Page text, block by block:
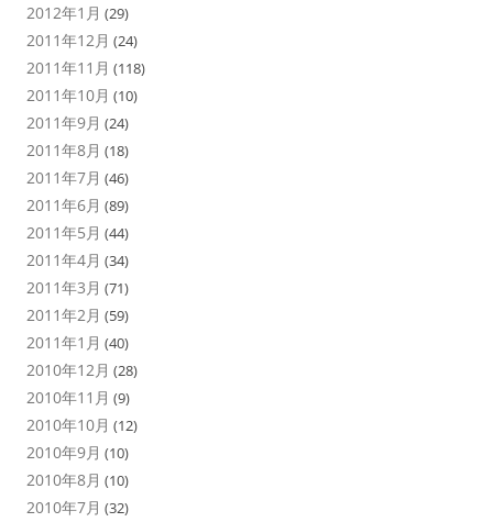
2012年1月 (29)
2011年12月 (24)
2011年11月 (118)
2011年10月 (10)
2011年9月 (24)
2011年8月 (18)
2011年7月 (46)
2011年6月 (89)
2011年5月 (44)
2011年4月 (34)
2011年3月 (71)
2011年2月 (59)
2011年1月 (40)
2010年12月 (28)
2010年11月 (9)
2010年10月 (12)
2010年9月 (10)
2010年8月 (10)
2010年7月 (32)